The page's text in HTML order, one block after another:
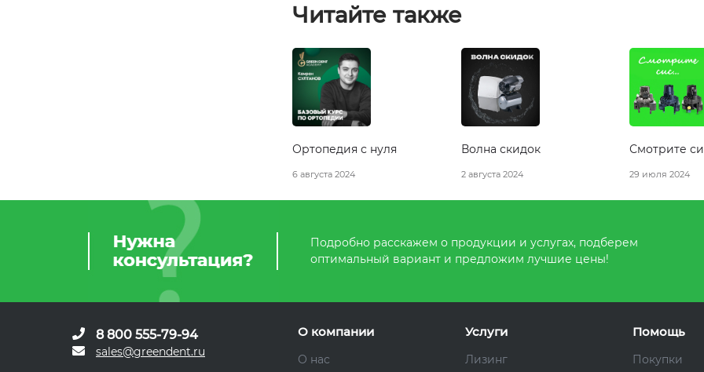
Читайте также
Ортопедия с нуля
6 августа 2024
Волна скидок
2 августа 2024
Смотрите
29 июля 2024
Подробно расскажем о продукции и услугах, подберем
оптимальный вариант и предложим лучшие цены!
8 800 555-79-94
sales@greendent.ru
О компании
О нас
Услуги
Лизинг
Помощь
Покупки